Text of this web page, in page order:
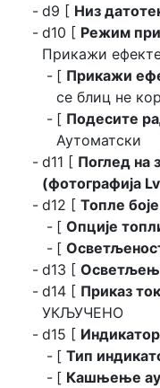
d9 [ Низ
d10 [ Режим
Прикажи
[ Прикажи
се блиц не
[ Подесите
Аутоматски
d11 [ Поглед на
(фотографија
d12 [ Топле
[ Опције
[
d13 [
d14 [ Приказ
УКЉУЧЕНО
d15 [
[ Тип
[ Кашњење